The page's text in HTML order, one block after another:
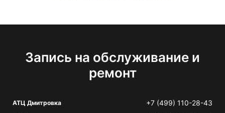
Запись на обслуживание и
ремонт
АТЦ Дмитровка +7 (499) 110-28-43